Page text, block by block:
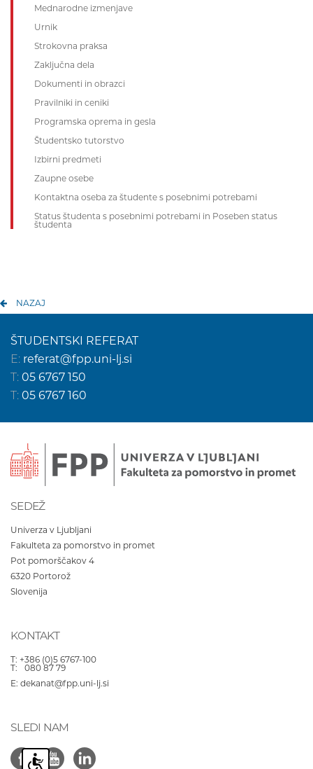
Mednarodne izmenjave
Urnik
Strokovna praksa
Zaključna dela
Dokumenti in obrazci
Pravilniki in ceniki
Programska oprema in gesla
Študentsko tutorstvo
Izbirni predmeti
Zaupne osebe
Kontaktna oseba za študente s posebnimi potrebami
Status študenta s posebnimi potrebami in Poseben status
študenta
NAZAJ
ŠTUDENTSKI REFERAT
E: referat@fpp.uni-lj.si
T: 05 6767 150
T: 05 6767 160
SEDEŽ
Univerza v Ljubljani
Fakulteta za pomorstvo in promet
Pot pomorščakov 4
6320 Portorož
Slovenija
KONTAKT
T: +386 (0)5 6767-100
T:
080 87 79
E: dekanat@fpp.uni-lj.si
SLEDI NAM